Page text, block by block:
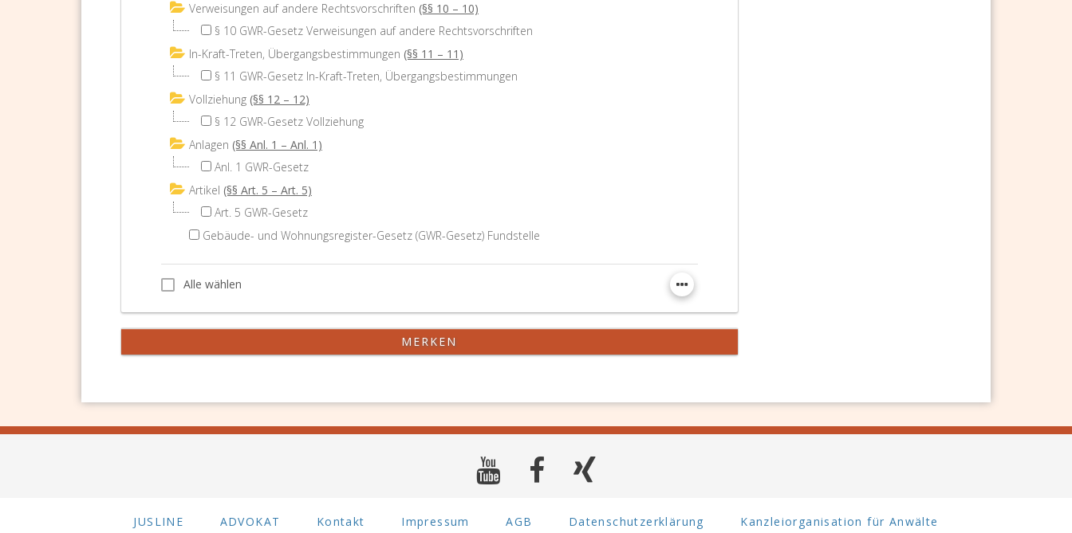
Verweisungen auf andere Rechtsvorschriften (§§ 10 – 10)
§ 10 GWR-Gesetz Verweisungen auf andere Rechtsvorschriften
In-Kraft-Treten, Übergangsbestimmungen (§§ 11 – 11)
§ 11 GWR-Gesetz In-Kraft-Treten, Übergangsbestimmungen
Vollziehung (§§ 12 – 12)
§ 12 GWR-Gesetz Vollziehung
Anlagen (§§ Anl. 1 – Anl. 1)
Anl. 1 GWR-Gesetz
Artikel (§§ Art. 5 – Art. 5)
Art. 5 GWR-Gesetz
Gebäude- und Wohnungsregister-Gesetz (GWR-Gesetz) Fundstelle
Alle wählen
Alle wählen
MERKEN
JUSLINE ADVOKAT Kontakt Impressum AGB Datenschutzerklärung Kanzleiorganisation für Anwälte